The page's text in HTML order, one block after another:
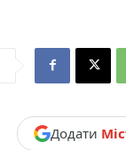
Додати